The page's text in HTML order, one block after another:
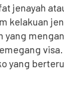
jenayah
kelakuan
yang
yang